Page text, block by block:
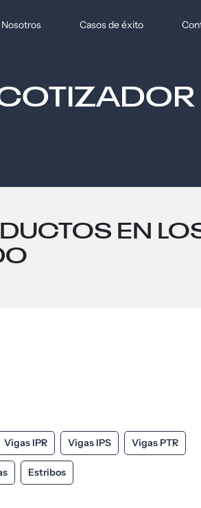
Nosotros Casos de éxito
EN
Vigas IPR Vigas IPS Vigas PTR
Estribos